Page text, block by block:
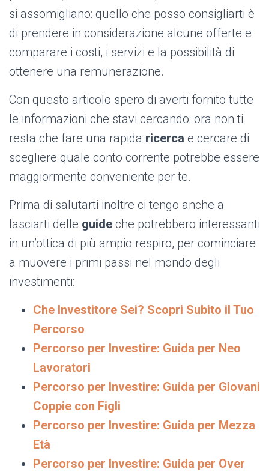
si assomigliano: quello che posso consigliarti è
di prendere in considerazione alcune offerte e
comparare i costi, i servizi e la possibilità di
ottenere una remunerazione.
Con questo articolo spero di averti fornito tutte
le informazioni che stavi cercando: ora non ti
resta che fare una rapida ricerca e cercare di
scegliere quale conto corrente potrebbe essere
maggiormente conveniente per te.
Prima di salutarti inoltre ci tengo anche a
lasciarti delle guide che potrebbero interessanti
in un’ottica di più ampio respiro, per cominciare
a muovere i primi passi nel mondo degli
investimenti:
Che Investitore Sei? Scopri Subito il Tuo
Percorso
Percorso per Investire: Guida per Neo
Lavoratori
Percorso per Investire: Guida per Giovani
Coppie con Figli
Percorso per Investire: Guida per Mezza
Età
Percorso per Investire: Guida per Over